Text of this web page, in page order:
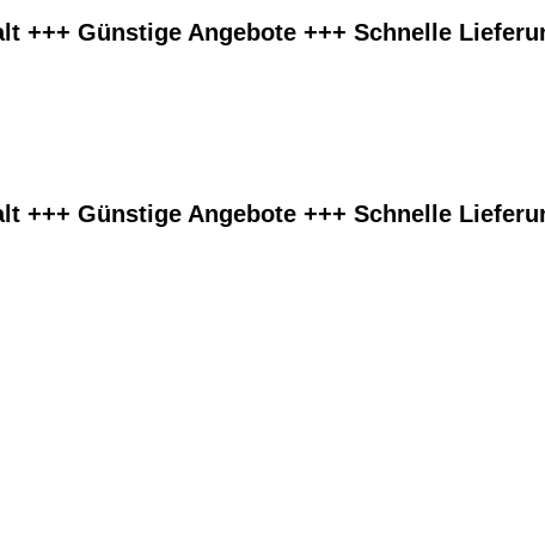
+++ Günstige Angebote +++ Schnelle
+++ Günstige Angebote +++ Schnelle